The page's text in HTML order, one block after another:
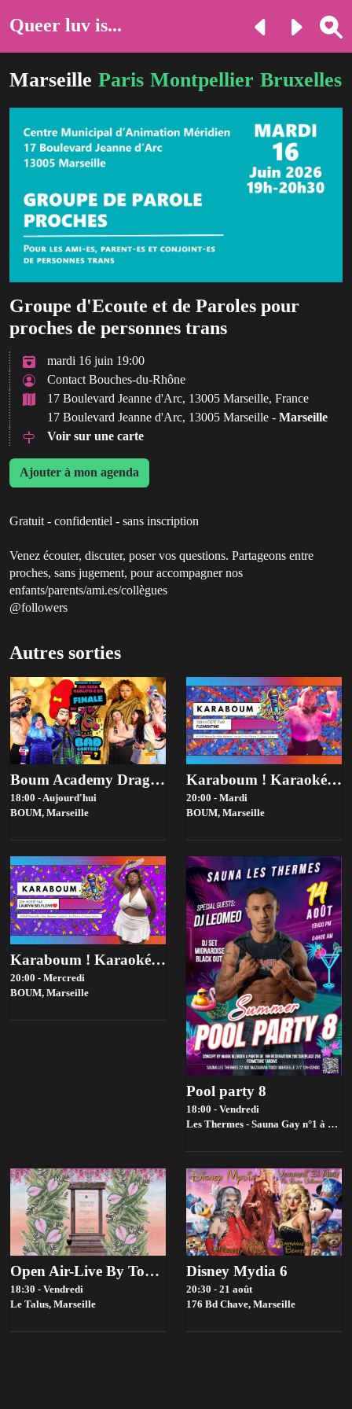
Queer luv is...
Marseille Paris Montpellier Bruxelles
Groupe d'Ecoute et de Paroles pour
proches de personnes trans
mardi 16 juin 19:00
Contact Bouches-du-Rhône
17 Boulevard Jeanne d'Arc, 13005 Marseille, France
17 Boulevard Jeanne d'Arc, 13005 Marseille - Marseille
Voir sur une carte
Ajouter à mon agenda
Gratuit - confidentiel - sans inscription
Venez écouter, discuter, poser vos questions. Partageons entre
proches, sans jugement, pour accompagner nos
enfants/parents/ami.es/collègues
@followers
Autres sorties
Boum Academy Drag Contest 2026 - Bad Contest-Tiers …
18:00 - Aujourd'hui
BOUM, Marseille
Karaboum ! Karaoké Hosté Par Flémentine
20:00 - Mardi
BOUM, Marseille
Karaboum ! Karaoké Hosté Par Lauryn Selflove
20:00 - Mercredi
BOUM, Marseille
Pool party 8
18:00 - Vendredi
Les Thermes - Sauna Gay n°1 à Marseille,
Open Air-Live By Toupie Sound X Slowmow
18:30 - Vendredi
Le Talus, Marseille
Disney Mydia 6
20:30 - 21 août
176 Bd Chave, Marseille